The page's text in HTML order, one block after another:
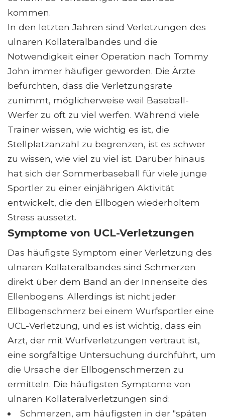
kommen.
In den letzten Jahren sind Verletzungen des
ulnaren Kollateralbandes und die
Notwendigkeit einer Operation nach Tommy
John immer häufiger geworden. Die Ärzte
befürchten, dass die Verletzungsrate
zunimmt, möglicherweise weil Baseball-
Werfer zu oft zu viel werfen. Während viele
Trainer wissen, wie wichtig es ist, die
Stellplatzanzahl zu begrenzen, ist es schwer
zu wissen, wie viel zu viel ist. Darüber hinaus
hat sich der Sommerbaseball für viele junge
Sportler zu einer einjährigen Aktivität
entwickelt, die den Ellbogen wiederholtem
Stress aussetzt.
Symptome von UCL-Verletzungen
Das häufigste Symptom einer Verletzung des
ulnaren Kollateralbandes sind Schmerzen
direkt über dem Band an der Innenseite des
Ellenbogens. Allerdings ist nicht jeder
Ellbogenschmerz bei einem Wurfsportler eine
UCL-Verletzung, und es ist wichtig, dass ein
Arzt, der mit Wurfverletzungen vertraut ist,
eine sorgfältige Untersuchung durchführt, um
die Ursache der Ellbogenschmerzen zu
ermitteln. Die häufigsten Symptome von
ulnaren Kollateralverletzungen sind:
Schmerzen, am häufigsten in der "späten